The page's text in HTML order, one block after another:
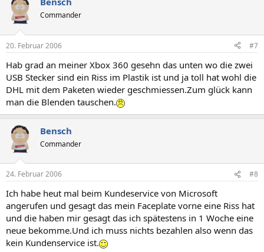
Commander
20. Februar 2006 #7
Hab grad an meiner Xbox 360 gesehn das unten wo die zwei
USB Stecker sind ein Riss im Plastik ist und ja toll hat wohl die
DHL mit dem Paketen wieder geschmiessen.Zum glück kann
man die Blenden tauschen.
Bensch
Commander
24. Februar 2006 #8
Ich habe heut mal beim Kundeservice von Microsoft
angerufen und gesagt das mein Faceplate vorne eine Riss hat
und die haben mir gesagt das ich spätestens in 1 Woche eine
neue bekomme.Und ich muss nichts bezahlen also wenn das
kein Kundenservice ist.